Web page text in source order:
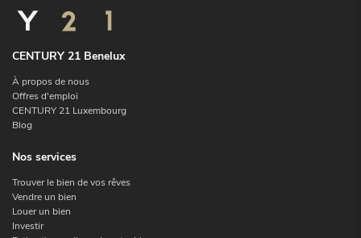
CENTURY 21 Benelux
À propos de nous
Offres d'emploi
CENTURY 21 Luxembourg
Blog
Nos services
Trouver le bien de vos rêves
Vendre un bien
Louer un bien
Investir